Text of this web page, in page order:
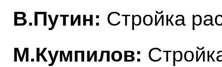
В.Путин: Стройка
М.Кумпилов: